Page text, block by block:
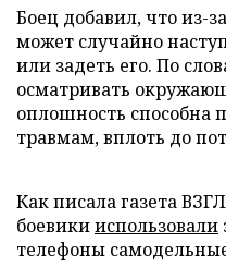
Боец добавил, что из-
может случайно
или задеть его. По
осматривать
оплошность способна
травмам, вплоть до
Как писала газета
боевикииспользовали
телефоны